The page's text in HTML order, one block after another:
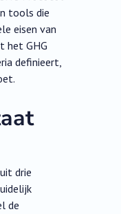
tools die
eisen van
het GHG
definieert,
drie
de